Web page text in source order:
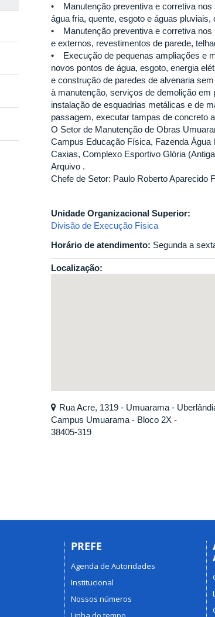
• Manutenção preventiva e corretiva nos
água fria, quente, esgoto e águas pluviais,
• Manutenção preventiva e corretiva nos
e externos, revestimentos de parede,
• Execução de pequenas ampliações e
novos pontos de água, esgoto, energia
e construção de paredes de alvenaria
à manutenção, serviços de demolição
instalação de esquadrias metálicas e de
passagem, executar tampas de concreto
O Setor de Manutenção de Obras
Campus Educação Física, Fazenda Água
Caxias, Complexo Esportivo Glória
Arquivo .
Chefe de Setor: Paulo Roberto Aparecido
Unidade Organizacional Superior:
Divisão de Execução Física
Horário de atendimento: Segunda a
Localização:
Rua Acre, 1319 - Umuarama -
Campus Umuarama - Bloco 2X -
38405-319
PREFE
Agenda de Autoridades
Institucional
Nossos números